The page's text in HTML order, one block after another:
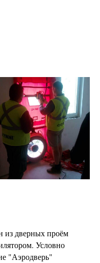
из дверных проём
Условно
"Аэродверь"